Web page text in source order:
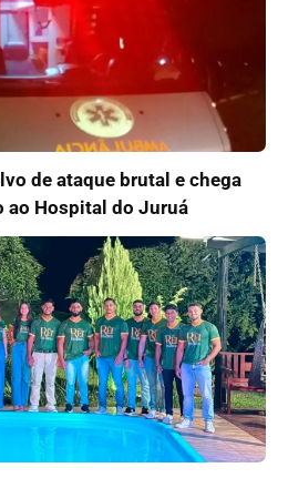
de ataque brutal e chega
ao Hospital do Juruá